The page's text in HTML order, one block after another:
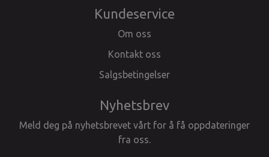
Kundeservice
Om oss
Kontakt oss
Salgsbetingelser
Nyhetsbrev
Meld deg på nyhetsbrevet vårt for å få oppdateringer
fra oss.